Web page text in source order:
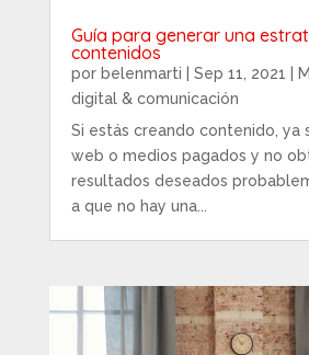
Guía para generar una
contenidos
por belenmarti Sep 11, 2021
digital & comunicación
Si estás creando contenido, ya
web o medios pagados y no
resultados deseados
a que no hay una...